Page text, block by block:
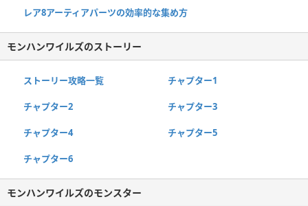
レア8アーティアパーツの効率的な集め方
モンハンワイルズのストーリー
ストーリー攻略一覧 チャプター1
チャプター2 チャプター3
チャプター4 チャプター5
チャプター6
モンハンワイルズのモンスター